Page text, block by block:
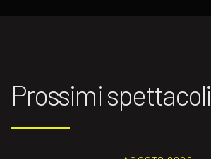
Prossimi spettacoli